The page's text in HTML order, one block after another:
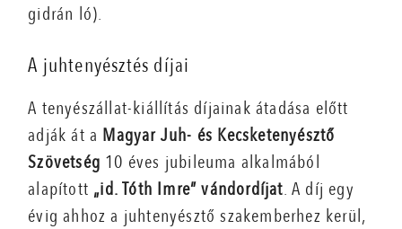
gidrán ló).
A juhtenyésztés díjai
A tenyészállat-kiállítás díjainak átadása előtt
adják át a Magyar Juh- és Kecsketenyésztő
Szövetség 10 éves jubileuma alkalmából
alapított „id. Tóth Imre” vándordíjat. A díj egy
évig ahhoz a juhtenyésztő szakemberhez kerül,